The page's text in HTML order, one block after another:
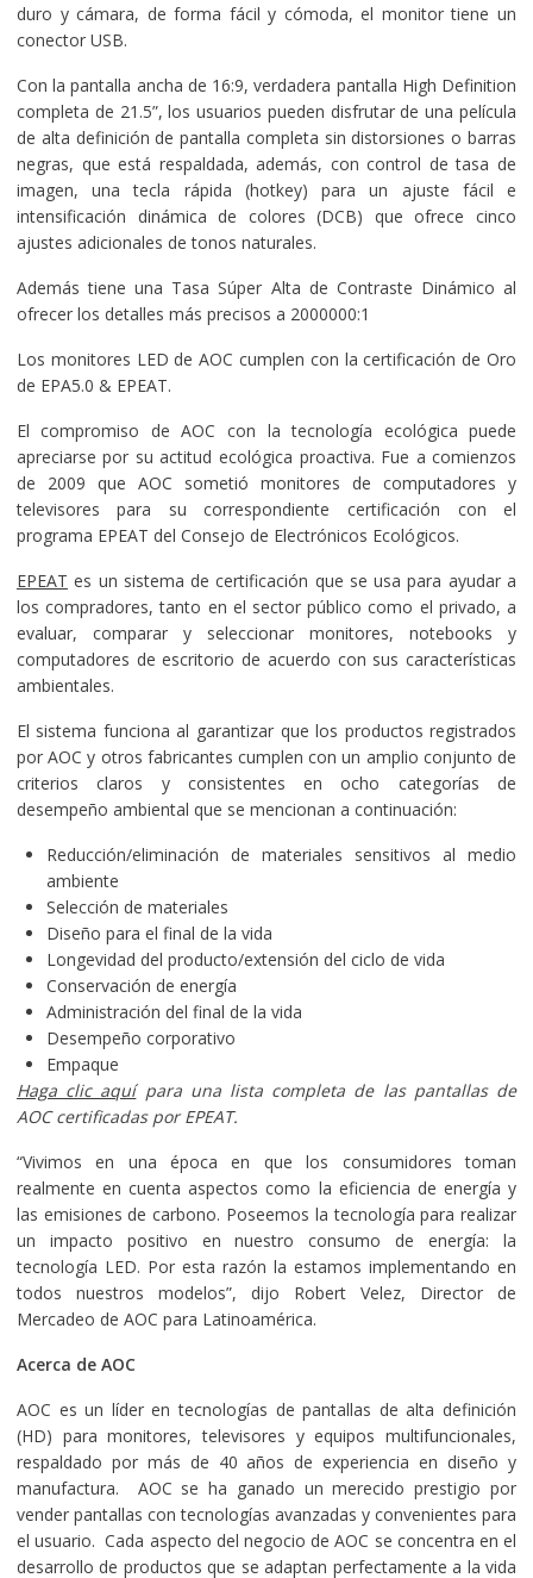
duro y cámara, de forma fácil y cómoda, el monitor tiene un
conector USB.
Con la pantalla ancha de 16:9, verdadera pantalla High Definition
completa de 21.5”, los usuarios pueden disfrutar de una película
de alta definición de pantalla completa sin distorsiones o barras
negras, que está respaldada, además, con control de tasa de
imagen, una tecla rápida (hotkey) para un ajuste fácil e
intensificación dinámica de colores (DCB) que ofrece cinco
ajustes adicionales de tonos naturales.
Además tiene una Tasa Súper Alta de Contraste Dinámico al
ofrecer los detalles más precisos a 2000000:1
Los monitores LED de AOC cumplen con la certificación de Oro
de EPA5.0 & EPEAT.
El compromiso de AOC con la tecnología ecológica puede
apreciarse por su actitud ecológica proactiva. Fue a comienzos
de 2009 que AOC sometió monitores de computadores y
televisores para su correspondiente certificación con el
programa EPEAT del Consejo de Electrónicos Ecológicos.
EPEAT es un sistema de certificación que se usa para ayudar a
los compradores, tanto en el sector público como el privado, a
evaluar, comparar y seleccionar monitores, notebooks y
computadores de escritorio de acuerdo con sus características
ambientales.
El sistema funciona al garantizar que los productos registrados
por AOC y otros fabricantes cumplen con un amplio conjunto de
criterios claros y consistentes en ocho categorías de
desempeño ambiental que se mencionan a continuación:
Reducción/eliminación de materiales sensitivos al medio
ambiente
Selección de materiales
Diseño para el final de la vida
Longevidad del producto/extensión del ciclo de vida
Conservación de energía
Administración del final de la vida
Desempeño corporativo
Empaque
Haga clic aquípara una lista completa de las pantallas de
AOC certificadas por EPEAT.
“Vivimos en una época en que los consumidores toman
realmente en cuenta aspectos como la eficiencia de energía y
las emisiones de carbono. Poseemos la tecnología para realizar
un impacto positivo en nuestro consumo de energía: la
tecnología LED. Por esta razón la estamos implementando en
todos nuestros modelos”, dijo Robert Velez, Director de
Mercadeo de AOC para Latinoamérica.
Acerca de AOC
AOC es un líder en tecnologías de pantallas de alta definición
(HD) para monitores, televisores y equipos multifuncionales,
respaldado por más de 40 años de experiencia en diseño y
manufactura. AOC se ha ganado un merecido prestigio por
vender pantallas con tecnologías avanzadas y convenientes para
el usuario. Cada aspecto del negocio de AOC se concentra en el
desarrollo de productos que se adaptan perfectamente a la vida